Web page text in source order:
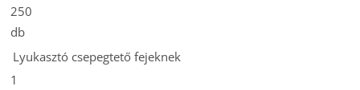
250
db
Lyukasztó csepegtető fejeknek
1